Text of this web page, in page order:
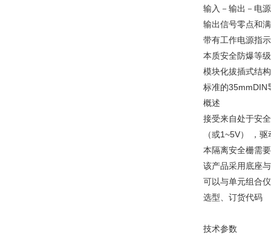
输入－输出－电
输出信号零点和
带有工作电源指
本质安全防爆等
模块化拔插式结
标准的35mmDIN
概述
接受来自处于安
（或1~5V） ，
本隔离安全栅需
该产品采用底座
可以与单元组合
选型、订货代码
技术参数